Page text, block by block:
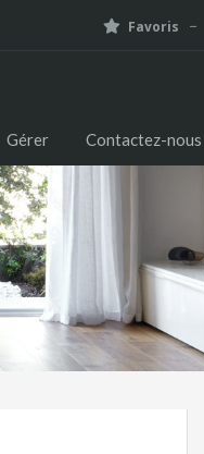
Favoris
Gérer Contactez-nous